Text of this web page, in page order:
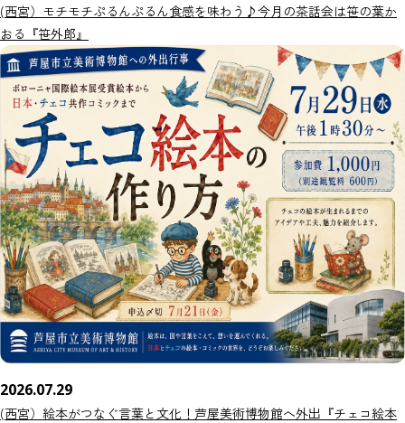
(西宮）モチモチぷるんぷるん食感を味わう♪今月の茶話会は笹の葉か
おる『笹外郎』
2026.07.29
(西宮）絵本がつなぐ言葉と文化！芦屋美術博物館へ外出『チェコ絵本